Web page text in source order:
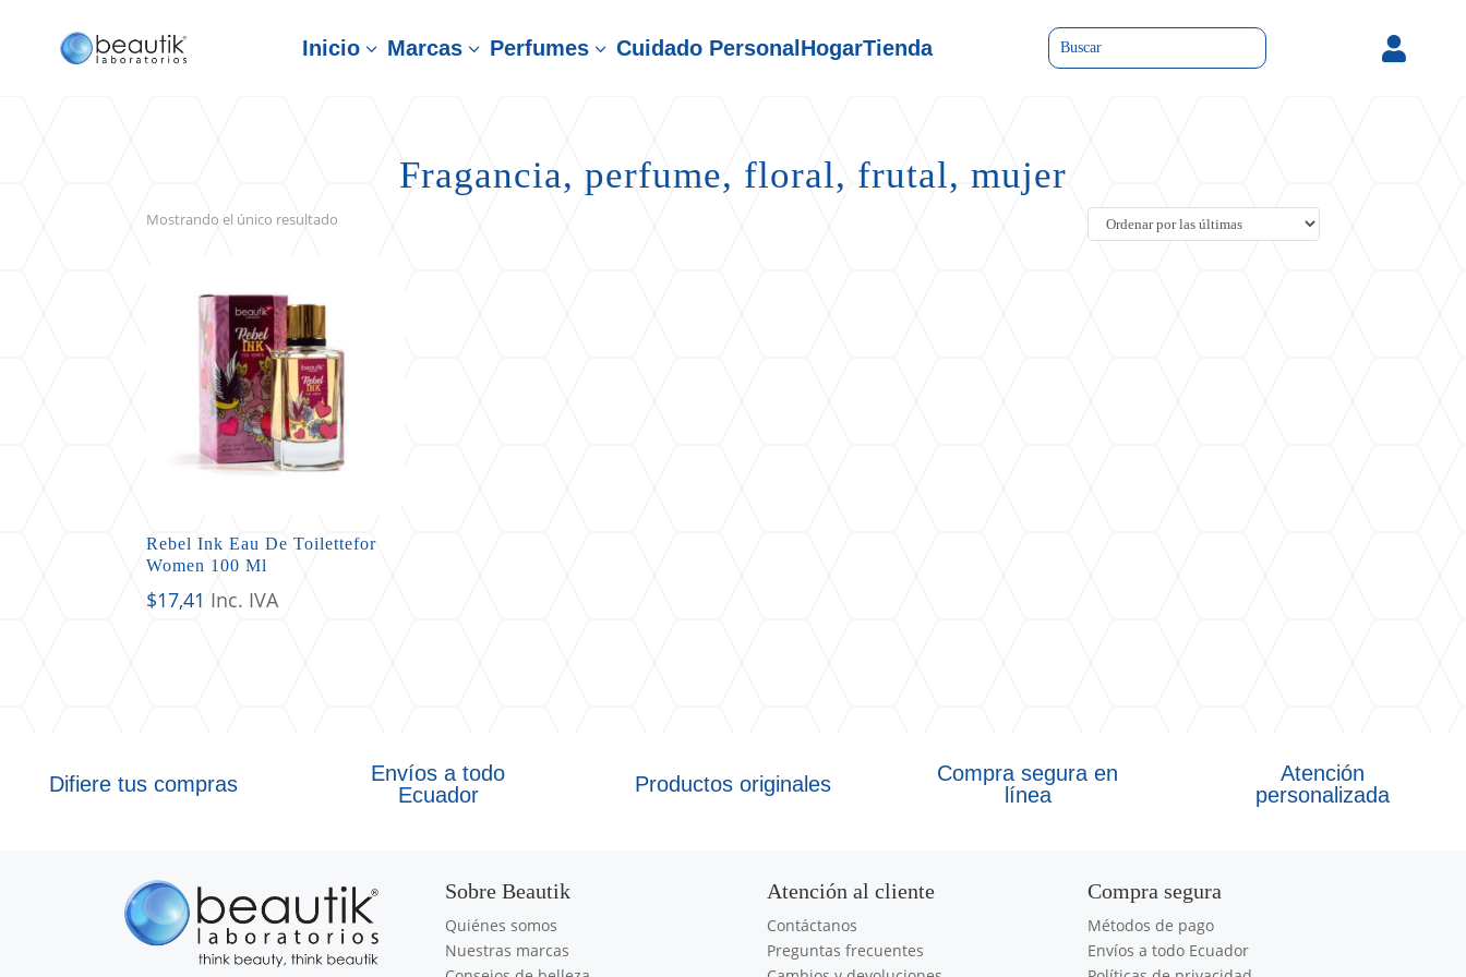
Inicio3 Marcas3 Perfumes3 Cuidado PersonalHogarTienda 
Fragancia, perfume, floral, frutal, mujer
Mostrando el único resultado
Rebel Ink Eau De Toilettefor
Women 100 Ml
$17,41 Inc. IVA
Difiere tus compras
Envíos a todo
Ecuador
Productos originales
Compra segura en
línea
Atención
personalizada
Sobre Beautik
Quiénes somos
Nuestras marcas
Atención al cliente
Contáctanos
Preguntas frecuentes
Compra segura
Métodos de pago
Envíos a todo Ecuador